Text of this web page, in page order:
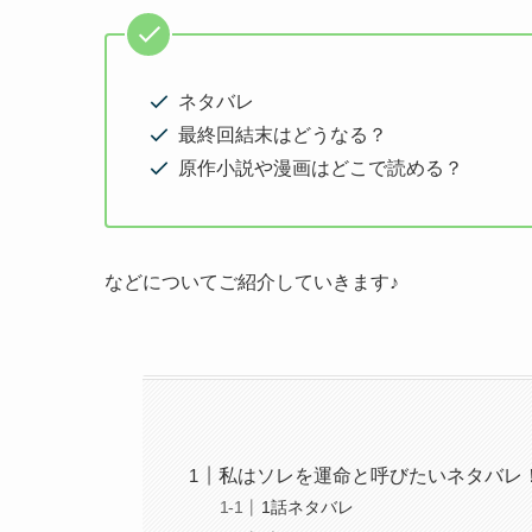
ネタバレ
最終回結末はどうなる？
原作小説や漫画はどこで読める？
などについてご紹介していきます♪
私はソレを運命と呼びたいネタバレ
1話ネタバレ